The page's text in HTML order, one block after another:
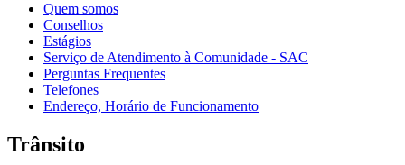
Quem somos
Conselhos
Estágios
Serviço de Atendimento à Comunidade - SAC
Perguntas Frequentes
Telefones
Endereço, Horário de Funcionamento
Trânsito